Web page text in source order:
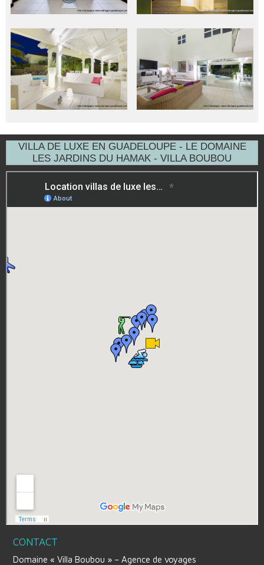
VILLA DE LUXE EN GUADELOUPE - LE DOMAINE
LES JARDINS DU HAMAK - VILLA BOUBOU
CONTACT
Domaine « Villa Boubou » – Agence de voyages